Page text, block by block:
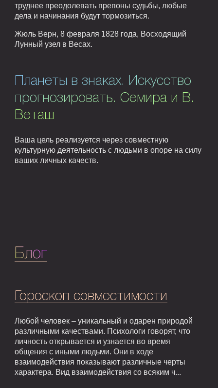
труднее преодолевать препоны судьбы, любые
дела и начинания будут тормозиться.
Жюль Верн, 8 февраля 1828 года, Восходящий
Лунный узел в Весах.
Планеты в знаках. Искусство
прогнозировать. Семира и В.
Веташ
Ваша цель реализуется через совместную
культурную деятельность с людьми в опоре на силу
ваших личных качеств.
Блог
Гороскоп совместимости
Любой человек – уникальный и одарен природой
различными качествами. Психологи говорят, что
личность открывается и узнается во время
общения с иными людьми. Они в ходе
взаимодействия показывают различные черты
характера. Вид взаимодействия со всяким ч...